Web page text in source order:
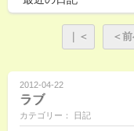
｜＜ ＜
2012-04-22
ラブ
カテゴリー： 日記